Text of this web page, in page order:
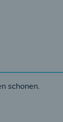
schonen.